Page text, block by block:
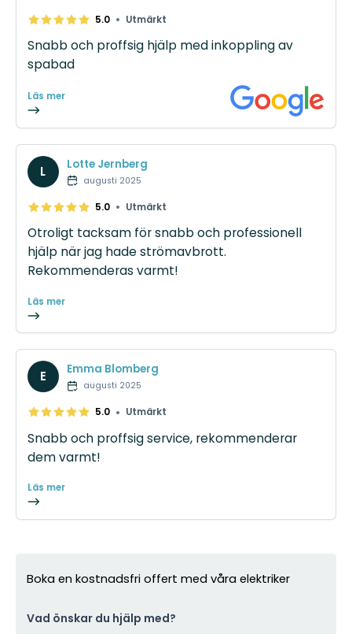
5.0 • Utmärkt
Snabb och proffsig hjälp med inkoppling av
spabad
Läs mer
L Lotte Jernberg
augusti 2025
5.0 • Utmärkt
Otroligt tacksam för snabb och professionell
hjälp när jag hade strömavbrott.
Rekommenderas varmt!
Läs mer
E Emma Blomberg
augusti 2025
5.0 • Utmärkt
Snabb och proffsig service, rekommenderar
dem varmt!
Läs mer
Boka en kostnadsfri offert med våra elektriker
Vad önskar du hjälp med?